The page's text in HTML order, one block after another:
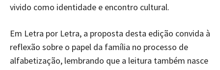
vivido como identidade e encontro cultural.
Em Letra por Letra, a proposta desta edição convida à
reflexão sobre o papel da família no processo de
alfabetização, lembrando que a leitura também nasce